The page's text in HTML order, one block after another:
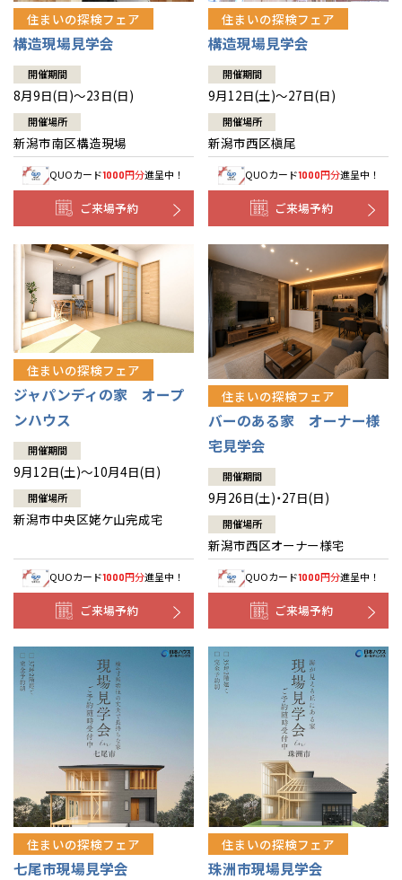
住まいの探検フェア
構造現場見学会
開催期間
8月9日(日)～23日(日)
開催場所
新潟市南区構造現場
QUOカード1000円分進呈中！
ご来場予約
住まいの探検フェア
構造現場見学会
開催期間
9月12日(土)～27日(日)
開催場所
新潟市西区槇尾
QUOカード1000円分進呈中！
ご来場予約
住まいの探検フェア
ジャパンディの家 オープ
ンハウス
開催期間
9月12日(土)～10月4日(日)
開催場所
新潟市中央区姥ケ山完成宅
QUOカード1000円分進呈中！
ご来場予約
住まいの探検フェア
バーのある家 オーナー様
宅見学会
開催期間
9月26日(土)・27日(日)
開催場所
新潟市西区オーナー様宅
QUOカード1000円分進呈中！
ご来場予約
住まいの探検フェア
七尾市現場見学会
住まいの探検フェア
珠洲市現場見学会